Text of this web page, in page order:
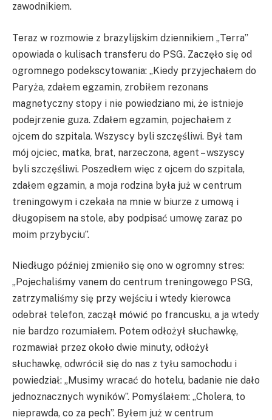
zawodnikiem.
Teraz w rozmowie z brazylijskim dziennikiem „Terra”
opowiada o kulisach transferu do PSG. Zaczęło się od
ogromnego podekscytowania: „Kiedy przyjechałem do
Paryża, zdałem egzamin, zrobiłem rezonans
magnetyczny stopy i nie powiedziano mi, że istnieje
podejrzenie guza. Zdałem egzamin, pojechałem z
ojcem do szpitala. Wszyscy byli szczęśliwi. Był tam
mój ojciec, matka, brat, narzeczona, agent – wszyscy
byli szczęśliwi. Poszedłem więc z ojcem do szpitala,
zdałem egzamin, a moja rodzina była już w centrum
treningowym i czekała na mnie w biurze z umową i
długopisem na stole, aby podpisać umowę zaraz po
moim przybyciu”.
Niedługo później zmieniło się ono w ogromny stres:
„Pojechaliśmy vanem do centrum treningowego PSG,
zatrzymaliśmy się przy wejściu i wtedy kierowca
odebrał telefon, zaczął mówić po francusku, a ja wtedy
nie bardzo rozumiałem. Potem odłożył słuchawkę,
rozmawiał przez około dwie minuty, odłożył
słuchawkę, odwrócił się do nas z tyłu samochodu i
powiedział: „Musimy wracać do hotelu, badanie nie dało
jednoznacznych wyników”. Pomyślałem: „Cholera, to
nieprawda, co za pech”. Byłem już w centrum